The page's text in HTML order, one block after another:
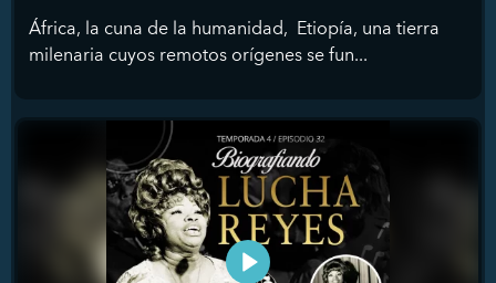
África, la cuna de la humanidad, Etiopía, una tierra
milenaria cuyos remotos orígenes se fun...